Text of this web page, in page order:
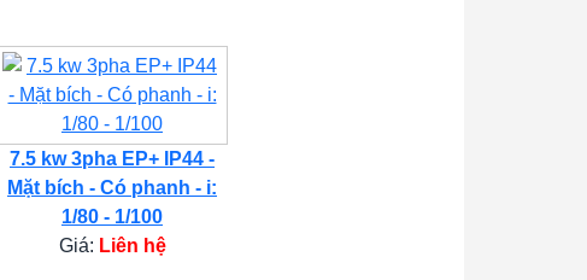
7.5 kw 3pha EP+ IP44 -
Mặt bích - Có phanh - i:
1/80 - 1/100
Giá: Liên hệ